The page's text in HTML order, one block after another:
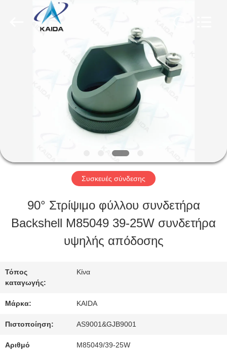
ΠΡΟΪΌΝΤΑ
ΜΕ
ΕΠΙΣΚΕΨΉ
ΕΡΓΟΣΤΑΣΊΟΥ
ΈΛΕΓΧΟΣ
ΠΟΙΌΤΗΤΑΣ
ΕΙΔΉΣΕΙΣ
Συσκευές σύνδεσης
90° Στρίψιμο φύλλου συνδετήρα
Backshell M85049 39-25W συνδετήρα
υψηλής απόδοσης
Τόπος
καταγωγής:
Κίνα
Μάρκα: KAIDA
Πιστοποίηση: AS9001&GJB9001
Αριθμό
M85049/39-25W